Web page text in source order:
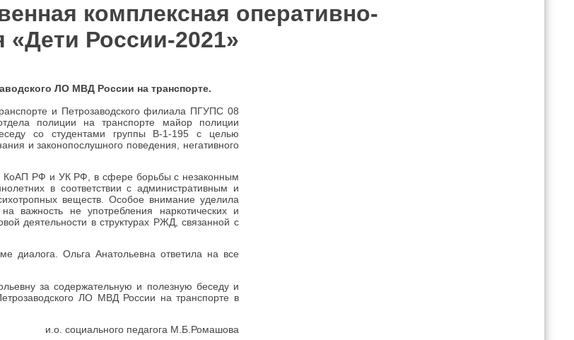
комплексная оперативно-
России-2021»
ЛО МВД России на транспорте.
и Петрозаводского филиала ПГУПС 08
полиции на транспорте майор полиции
со студентами группы В-1-195 с целью
и законопослушного поведения, негативного
КоАП РФ и УК РФ, в сфере борьбы с незаконным
в соответствии с административным и
веществ. Особое внимание уделила
важность не употребления наркотических и
деятельности в структурах РЖД, связанной с
диалога. Ольга Анатольевна ответила на все
за содержательную и полезную беседу и
ЛО МВД России на транспорте в
и.о. социального педагога М.Б.Ромашова